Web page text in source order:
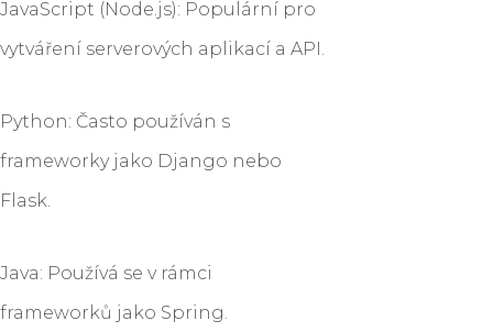
JavaScript (Node.js): Populární pro
vytváření serverových aplikací a API.
Python: Často používán s
frameworky jako Django nebo
Flask.
Java: Používá se v rámci
frameworků jako Spring.